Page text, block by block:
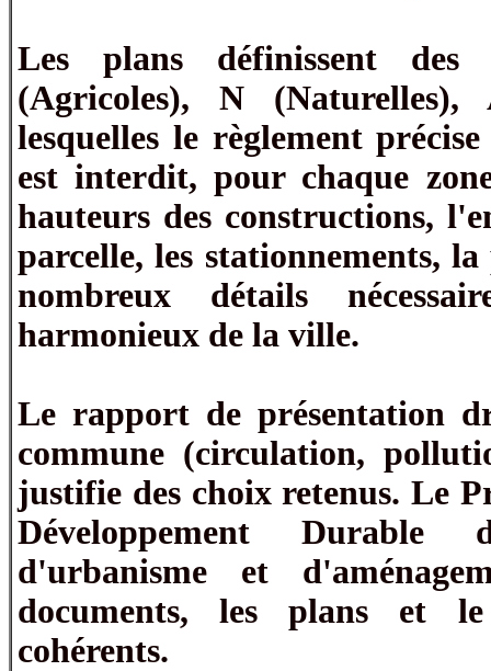
Les plans définissent
(Agricoles), N
lesquelles le règlement
est interdit, pour chaque
hauteurs des constructions,
parcelle, les stationnements,
nombreux détails
harmonieux de la ville.
Le rapport de présentation
commune (circulation,
justifie des choix retenus. Le
Développement Durable
d'urbanisme et
documents, les plans et
cohérents.